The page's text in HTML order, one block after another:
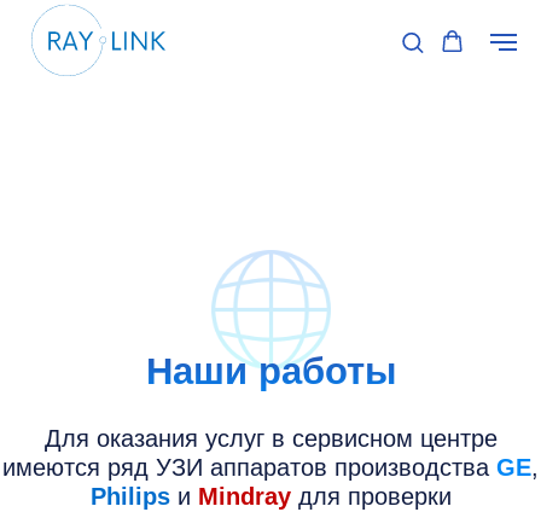
Для оказания услуг в сервисном центре
имеются ряд УЗИ аппаратов производства
Mindray
для проверки
работоспобосности отремонтированных плат и
датчиков. Используется выскотехнологичное
проверки качество датчиков. Нам доверяют
частные и государственные медицинские
центры.
Наши работы